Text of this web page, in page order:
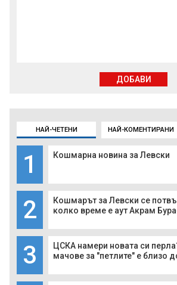
НАЙ-ЧЕТЕНИ НАЙ-КОМЕНТИРАНИ
1 Кошмарна новина за Левски
2
Кошмарът за Левски се
колко време е аут Акрам
3
ЦСКА намери новата си
мачове за "петлите" е близо
ДОБАВИ